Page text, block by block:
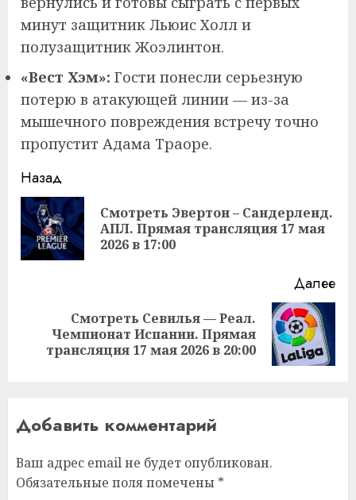
минут защитник Льюис Холл и
полузащитник Жоэлинтон.
«Вест Хэм»: Гости понесли серьезную
потерю в атакующей линии — из-за
мышечного повреждения встречу точно
пропустит Адама Траоре.
Продолжить
чтение
Назад
Смотреть Эвертон – Сандерленд.
АПЛ. Прямая трансляция 17 мая
2026 в 17:00
Далее
Следующая
запись:
Смотреть Севилья — Реал.
Чемпионат Испании. Прямая
трансляция 17 мая 2026 в 20:00
Добавить комментарий
Ваш адрес email не будет опубликован.
Обязательные поля помечены *